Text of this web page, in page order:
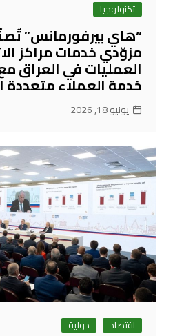
تكنولوجيا
“هاي بيرفورمانس”
مزوّدي خدمات مراكز
العمليات في العراق
خدمة العملاء متعددة
يونيو 18, 2026
اقتصاد دولية